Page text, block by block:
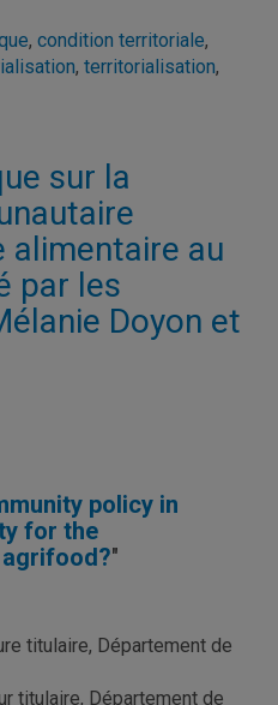
, condition territoriale,
, territorialisation,
sur la
alimentaire au
par les
Doyon et
policy in
for the
"
titulaire, Département de
titulaire, Département de